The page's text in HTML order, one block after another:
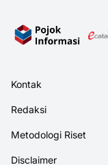
Kontak
Redaksi
Metodologi Riset
Disclaimer